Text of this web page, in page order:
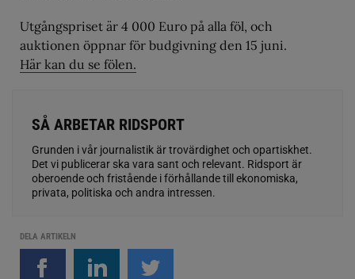
Utgångspriset är 4 000 Euro på alla föl, och
auktionen öppnar för budgivning den 15 juni.
Här kan du se fölen.
SÅ ARBETAR RIDSPORT
Grunden i vår journalistik är trovärdighet och opartiskhet.
Det vi publicerar ska vara sant och relevant. Ridsport är
oberoende och fristående i förhållande till ekonomiska,
privata, politiska och andra intressen.
DELA ARTIKELN